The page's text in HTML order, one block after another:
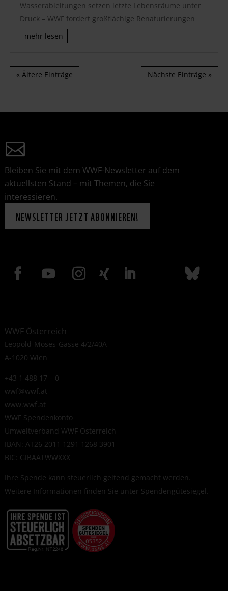
Wasserableitungen setzen letzte Lebensräume unter
Druck – WWF fordert großflächige Renaturierungen
mehr lesen
« Ältere Einträge Nächste Einträge »
Bleiben Sie mit dem WWF-Newsletter auf dem
aktuellsten Stand – mit Themen, die Sie
interessieren.
NEWSLETTER JETZT ABONNIEREN!
WWF Österreich
Leopold-Moses-Gasse 4/2/40A
A-1020 Wien
+43 1 488 17 – 0
wwf@wwf.at
www.wwf.at
WWF Spendenkonto
Umweltverband WWF Österreich
IBAN: AT26 2011 1291 1268 3901
BIC: GIBAATWWXXX
Ihre Spende kann steuerlich geltend gemacht werden.
Weitere Informationen finden Sie unter Spendengütesiegel.